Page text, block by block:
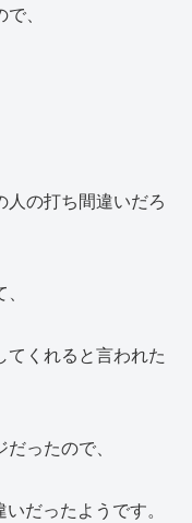
、
の打ち間違いだろ
てくれると言われた
ったので、
だったようです。